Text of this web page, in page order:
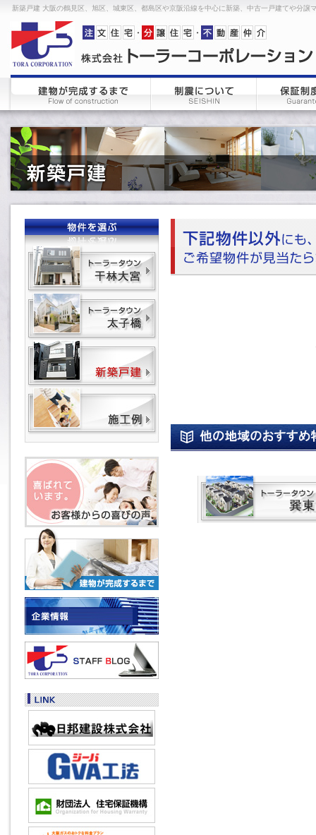
新築戸建 大阪の鶴見区、旭区、城東区、都島区や京阪沿線を中心に新築、中古一戸建てや分